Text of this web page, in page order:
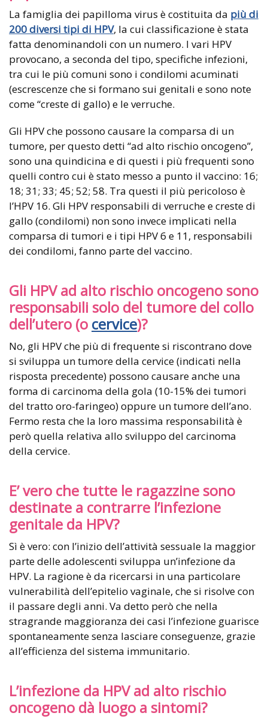
La famiglia dei papilloma virus è costituita da più di
200 diversi tipi di HPV, la cui classificazione è stata
fatta denominandoli con un numero. I vari HPV
provocano, a seconda del tipo, specifiche infezioni,
tra cui le più comuni sono i condilomi acuminati
(escrescenze che si formano sui genitali e sono note
come “creste di gallo) e le verruche.
Gli HPV che possono causare la comparsa di un
tumore, per questo detti “ad alto rischio oncogeno”,
sono una quindicina e di questi i più frequenti sono
quelli contro cui è stato messo a punto il vaccino: 16;
18; 31; 33; 45; 52; 58. Tra questi il più pericoloso è
l’HPV 16. Gli HPV responsabili di verruche e creste di
gallo (condilomi) non sono invece implicati nella
comparsa di tumori e i tipi HPV 6 e 11, responsabili
dei condilomi, fanno parte del vaccino.
Gli HPV ad alto rischio oncogeno sono
responsabili solo del tumore del collo
dell’utero (o cervice)?
No, gli HPV che più di frequente si riscontrano dove
si sviluppa un tumore della cervice (indicati nella
risposta precedente) possono causare anche una
forma di carcinoma della gola (10-15% dei tumori
del tratto oro-faringeo) oppure un tumore dell’ano.
Fermo resta che la loro massima responsabilità è
però quella relativa allo sviluppo del carcinoma
della cervice.
E’ vero che tutte le ragazzine sono
destinate a contrarre l’infezione
genitale da HPV?
Sì è vero: con l’inizio dell’attività sessuale la maggior
parte delle adolescenti sviluppa un’infezione da
HPV. La ragione è da ricercarsi in una particolare
vulnerabilità dell’epitelio vaginale, che si risolve con
il passare degli anni. Va detto però che nella
stragrande maggioranza dei casi l’infezione guarisce
spontaneamente senza lasciare conseguenze, grazie
all’efficienza del sistema immunitario.
L’infezione da HPV ad alto rischio
oncogeno dà luogo a sintomi?